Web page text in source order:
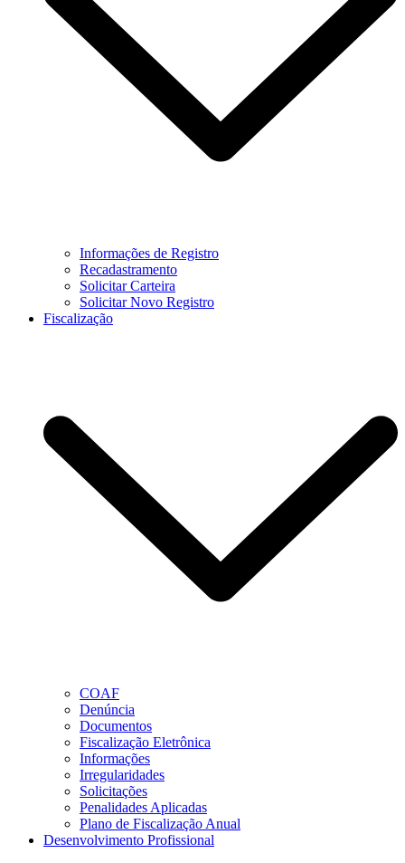
Informações de Registro
Recadastramento
Solicitar Carteira
Solicitar Novo Registro
Fiscalização
COAF
Denúncia
Documentos
Fiscalização Eletrônica
Informações
Irregularidades
Solicitações
Penalidades Aplicadas
Plano de Fiscalização Anual
Desenvolvimento Profissional